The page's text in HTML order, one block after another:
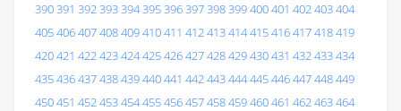
390391 392393394395396397398399400401 402403404
405406407408409410411 412413414415416417418419
420421 422423424425426427428429430431 432433434
435436437438439440441 442443444445446447448449
450451 452453454455456457458459460461 462463464